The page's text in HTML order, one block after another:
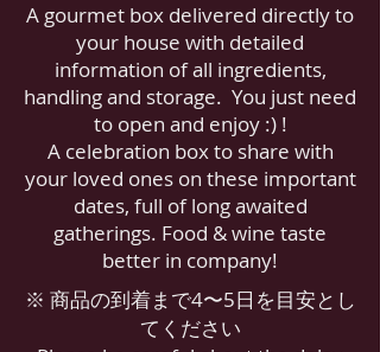
A gourmet box delivered directly to
your house with detailed
information of all ingredients,
handling and storage. You just need
to open and enjoy :) !
A celebration box to share with
your loved ones on these important
dates, full of long awaited
gatherings. Food & wine taste
better in company!
※ 商品の到着まで4〜5日を目安とし
てください